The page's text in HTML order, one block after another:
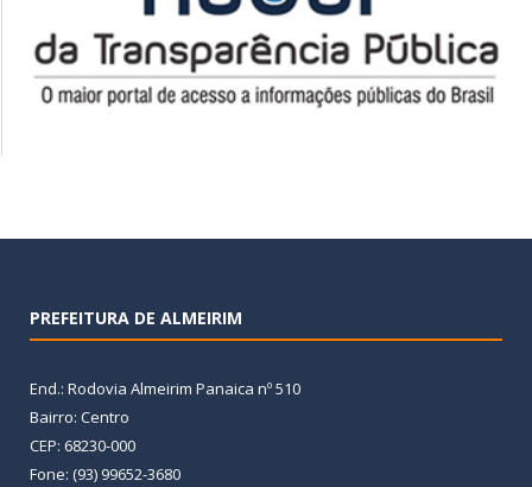
PREFEITURA DE ALMEIRIM
End.: Rodovia Almeirim Panaica nº 510
Bairro: Centro
CEP: 68230-000
Fone: (93) 99652-3680